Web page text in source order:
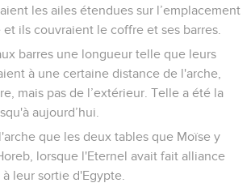
les ailes étendues sur l’emplacement
ils couvraient le coffre et ses barres.
barres une longueur telle que leurs
à une certaine distance de l'arche,
mais pas de l’extérieur. Telle a été la
aujourd’hui.
que les deux tables que Moïse y
lorsque l'Eternel avait fait alliance
leur sortie d'Egypte.